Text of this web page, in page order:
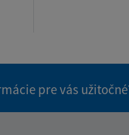
pre vás